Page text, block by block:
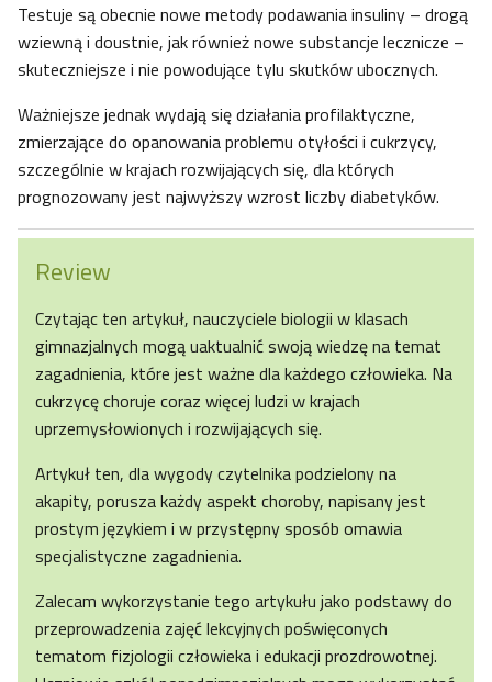
Testuje są obecnie nowe metody podawania insuliny – drogą
wziewną i doustnie, jak również nowe substancje lecznicze –
skuteczniejsze i nie powodujące tylu skutków ubocznych.
Ważniejsze jednak wydają się działania profilaktyczne,
zmierzające do opanowania problemu otyłości i cukrzycy,
szczególnie w krajach rozwijających się, dla których
prognozowany jest najwyższy wzrost liczby diabetyków.
Review
Czytając ten artykuł, nauczyciele biologii w klasach
gimnazjalnych mogą uaktualnić swoją wiedzę na temat
zagadnienia, które jest ważne dla każdego człowieka. Na
cukrzycę choruje coraz więcej ludzi w krajach
uprzemysłowionych i rozwijających się.
Artykuł ten, dla wygody czytelnika podzielony na
akapity, porusza każdy aspekt choroby, napisany jest
prostym językiem i w przystępny sposób omawia
specjalistyczne zagadnienia.
Zalecam wykorzystanie tego artykułu jako podstawy do
przeprowadzenia zajęć lekcyjnych poświęconych
tematom fizjologii człowieka i edukacji prozdrowotnej.